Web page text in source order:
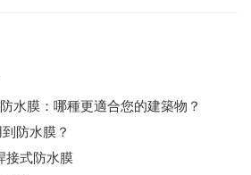
水膜：哪種更適合您的建築物？
防水膜？
接式防水膜